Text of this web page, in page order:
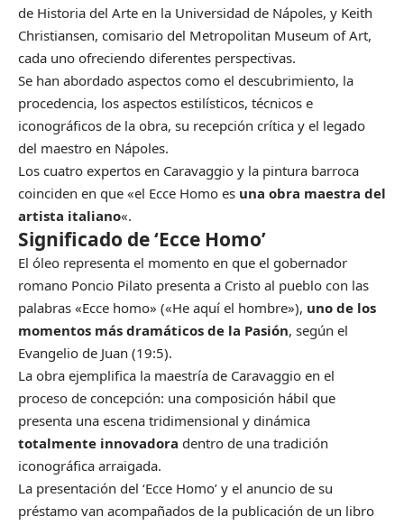
de Historia del Arte en la Universidad de Nápoles, y Keith
Christiansen, comisario del Metropolitan Museum of Art,
cada uno ofreciendo diferentes perspectivas.
Se han abordado aspectos como el descubrimiento, la
procedencia, los aspectos estilísticos, técnicos e
iconográficos de la obra, su recepción crítica y el legado
del maestro en Nápoles.
Los cuatro expertos en Caravaggio y la pintura barroca
coinciden en que «el Ecce Homo es una obra maestra del
artista italiano«.
Significado de ‘Ecce Homo’
El óleo representa el momento en que el gobernador
romano Poncio Pilato presenta a Cristo al pueblo con las
palabras «Ecce homo» («He aquí el hombre»), uno de los
momentos más dramáticos de la Pasión, según el
Evangelio de Juan (19:5).
La obra ejemplifica la maestría de Caravaggio en el
proceso de concepción: una composición hábil que
presenta una escena tridimensional y dinámica
totalmente innovadora dentro de una tradición
iconográfica arraigada.
La presentación del ‘Ecce Homo’ y el anuncio de su
préstamo van acompañados de la publicación de un libro